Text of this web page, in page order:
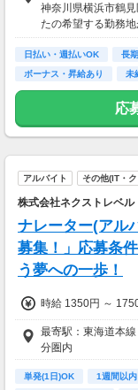
神奈川県横浜市鶴
たの希望する勤務
◆警備現場までの
場までの交通費は
日払い・週払いOK 長期
ボーナス・昇給あり
未
交通費支給
応
アルバイト その他(IT・
株式会社ネクストレベル
ナレーター(アル
募集！」応募条
う夢への一歩！
時給 1350円 ～
最寄駅：東海道本
分圏内
単発(1日)OK 1週間以内